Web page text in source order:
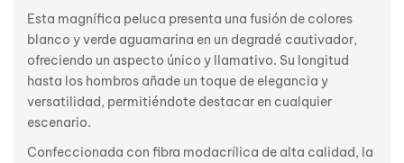
Esta magnífica peluca presenta una fusión de colores
blanco y verde aguamarina en un degradé cautivador,
ofreciendo un aspecto único y llamativo. Su longitud
hasta los hombros añade un toque de elegancia y
versatilidad, permitiéndote destacar en cualquier
escenario.
Confeccionada con fibra modacrílica de alta calidad, la